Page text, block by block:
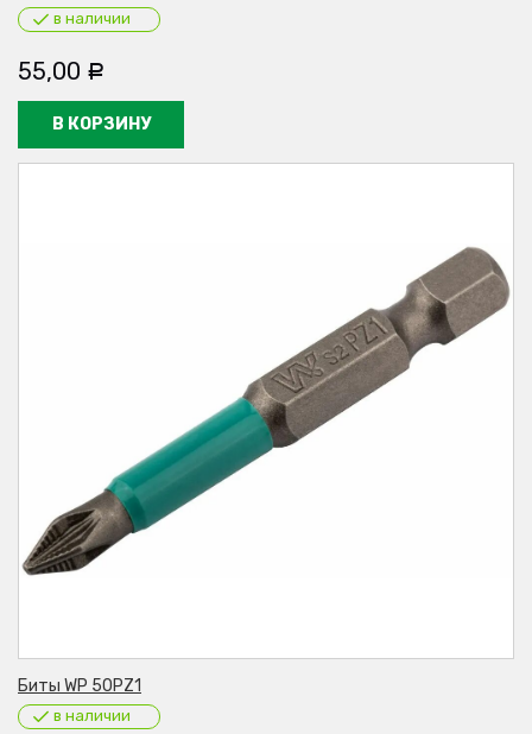
в наличии
55,00 Р
В КОРЗИНУ
Биты WP 50PZ1
в наличии